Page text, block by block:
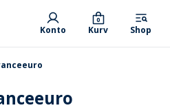
Konto Kurv
0
Shop